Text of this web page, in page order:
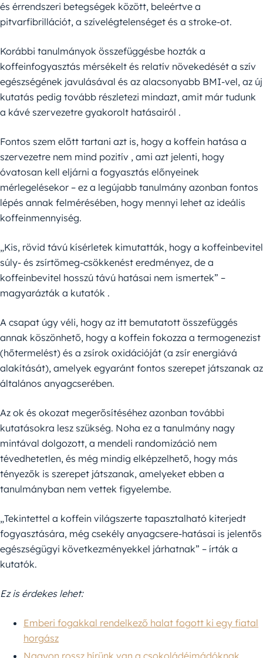
és érrendszeri betegségek között, beleértve a
pitvarfibrillációt, a szívelégtelenséget és a stroke-ot.
Korábbi tanulmányok összefüggésbe hozták a
koffeinfogyasztás mérsékelt és relatív növekedését a szív
egészségének javulásával és az alacsonyabb BMI-vel, az új
kutatás pedig tovább részletezi mindazt, amit már tudunk
a kávé szervezetre gyakorolt hatásairól .
Fontos szem előtt tartani azt is, hogy a koffein hatása a
szervezetre nem mind pozitív , ami azt jelenti, hogy
óvatosan kell eljárni a fogyasztás előnyeinek
mérlegelésekor – ez a legújabb tanulmány azonban fontos
lépés annak felmérésében, hogy mennyi lehet az ideális
koffeinmennyiség.
„Kis, rövid távú kísérletek kimutatták, hogy a koffeinbevitel
súly- és zsírtömeg-csökkenést eredményez, de a
koffeinbevitel hosszú távú hatásai nem ismertek” –
magyarázták a kutatók .
A csapat úgy véli, hogy az itt bemutatott összefüggés
annak köszönhető, hogy a koffein fokozza a termogenezist
(hőtermelést) és a zsírok oxidációját (a zsír energiává
alakítását), amelyek egyaránt fontos szerepet játszanak az
általános anyagcserében.
Az ok és okozat megerősítéséhez azonban további
kutatásokra lesz szükség. Noha ez a tanulmány nagy
mintával dolgozott, a mendeli randomizáció nem
tévedhetetlen, és még mindig elképzelhető, hogy más
tényezők is szerepet játszanak, amelyeket ebben a
tanulmányban nem vettek figyelembe.
„Tekintettel a koffein világszerte tapasztalható kiterjedt
fogyasztására, még csekély anyagcsere-hatásai is jelentős
egészségügyi következményekkel járhatnak” – írták a
kutatók.
Ez is érdekes lehet:
Emberi fogakkal rendelkező halat fogott ki egy fiatal
horgász